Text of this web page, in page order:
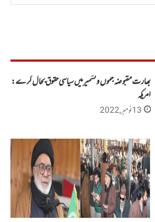
بھارت مقبوضہ جموں وکشمیر میں سیاسی حقوق بحال کرے :
امریکہ
13 نومبر, 2022